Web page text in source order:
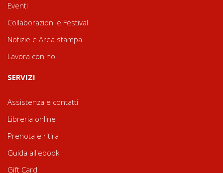
Eventi
Collaborazioni e Festival
Notizie e Area stampa
Lavora con noi
SERVIZI
Assistenza e contatti
Libreria online
Prenota e ritira
Guida all'ebook
Gift Card